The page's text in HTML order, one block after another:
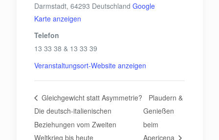
Darmstadt, 64293 Deutschland Google
Karte anzeigen
Telefon
13 33 38 & 13 33 39
Veranstaltungsort-Website anzeigen
Gleichgewicht statt Asymmetrie?
Die deutsch-italienischen
Beziehungen vom Zweiten
Weltkrieg bis heute
Plaudern &
Genießen
beim
Apericena